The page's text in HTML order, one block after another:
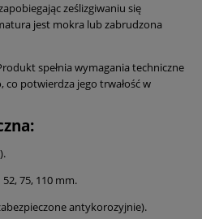
ześlizgiwaniu się
jest mokra lub zabrudzona
spełnia wymagania techniczne
co potwierdza jego trwałość w
52, 75, 110 mm.
antykorozyjnie).